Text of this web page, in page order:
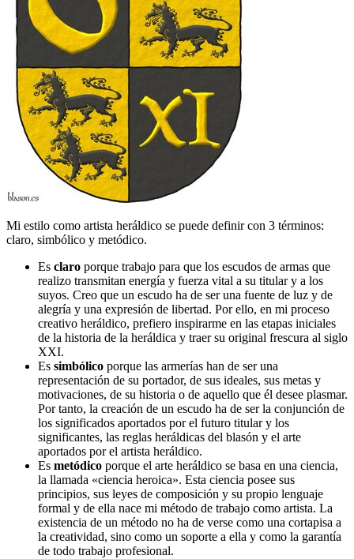
Mi estilo como artista heráldico se puede definir con 3 términos:
claro, simbólico y metódico.
Es claro porque trabajo para que los escudos de armas que
realizo transmitan energía y fuerza vital a su titular y a los
suyos. Creo que un escudo ha de ser una fuente de luz y de
alegría y una expresión de libertad. Por ello, en mi proceso
creativo heráldico, prefiero inspirarme en las etapas iniciales
de la historia de la heráldica y traer su original frescura al siglo
XXI.
Es simbólico porque las armerías han de ser una
representación de su portador, de sus ideales, sus metas y
motivaciones, de su historia o de aquello que él desee plasmar.
Por tanto, la creación de un escudo ha de ser la conjunción de
los significados aportados por el futuro titular y los
significantes, las reglas heráldicas del blasón y el arte
aportados por el artista heráldico.
Es metódico porque el arte heráldico se basa en una ciencia,
la llamada «ciencia heroica». Esta ciencia posee sus
principios, sus leyes de composición y su propio lenguaje
formal y de ella nace mi método de trabajo como artista. La
existencia de un método no ha de verse como una cortapisa a
la creatividad, sino como un soporte a ella y como la garantía
de todo trabajo profesional.